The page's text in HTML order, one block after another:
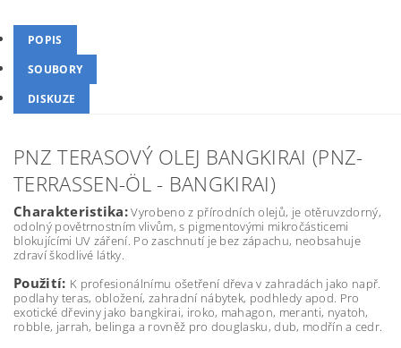
POPIS
SOUBORY
DISKUZE
PNZ TERASOVÝ OLEJ BANGKIRAI (PNZ-
TERRASSEN-ÖL - BANGKIRAI)
Charakteristika:Vyrobeno z přírodních olejů, je otěruvzdorný,
odolný povětrnostním vlivům, s pigmentovými mikročásticemi
blokujícími UV záření. Po zaschnutí je bez zápachu, neobsahuje
zdraví škodlivé látky.
Použití: K profesionálnímu ošetření dřeva v zahradách jako např.
podlahy teras, obložení, zahradní nábytek, podhledy apod. Pro
exotické dřeviny jako bangkirai, iroko, mahagon, meranti, nyatoh,
robble, jarrah, belinga a rovněž pro douglasku, dub, modřín a cedr.